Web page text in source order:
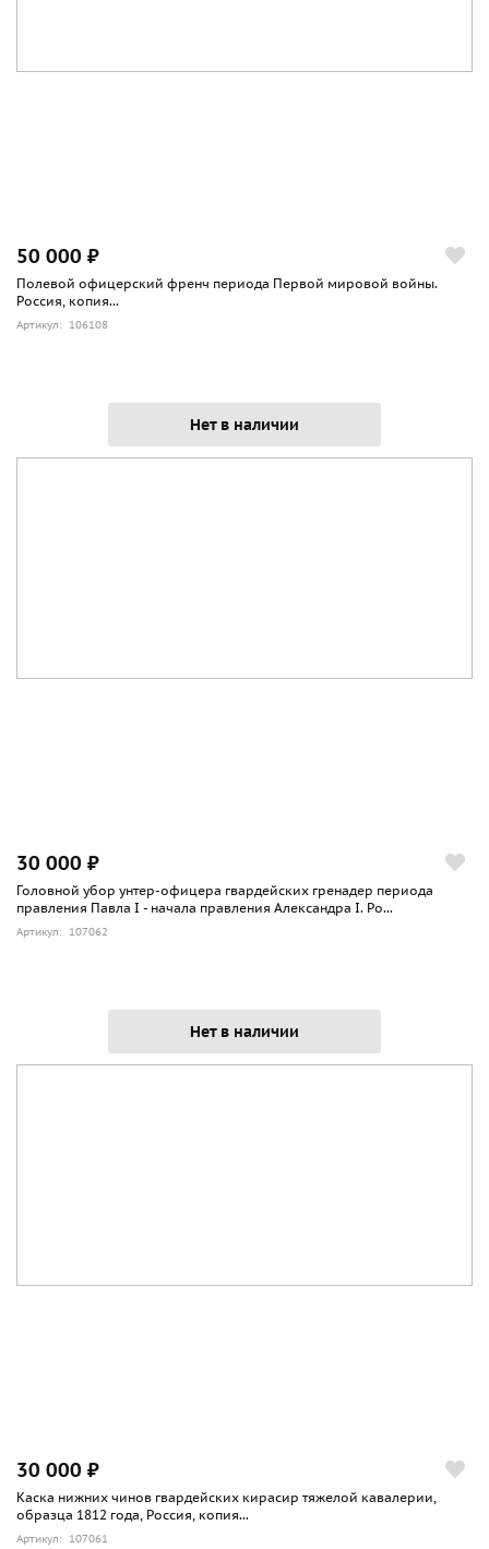
50 000 ₽
Полевой офицерский френч периода Первой мировой войны.
Россия, копия...
Артикул: 106108
Нет в наличии
30 000 ₽
Головной убор унтер-офицера гвардейских гренадер периода
правления Павла I - начала правления Александра I. Ро...
Артикул: 107062
Нет в наличии
30 000 ₽
Каска нижних чинов гвардейских кирасир тяжелой кавалерии,
образца 1812 года, Россия, копия...
Артикул: 107061